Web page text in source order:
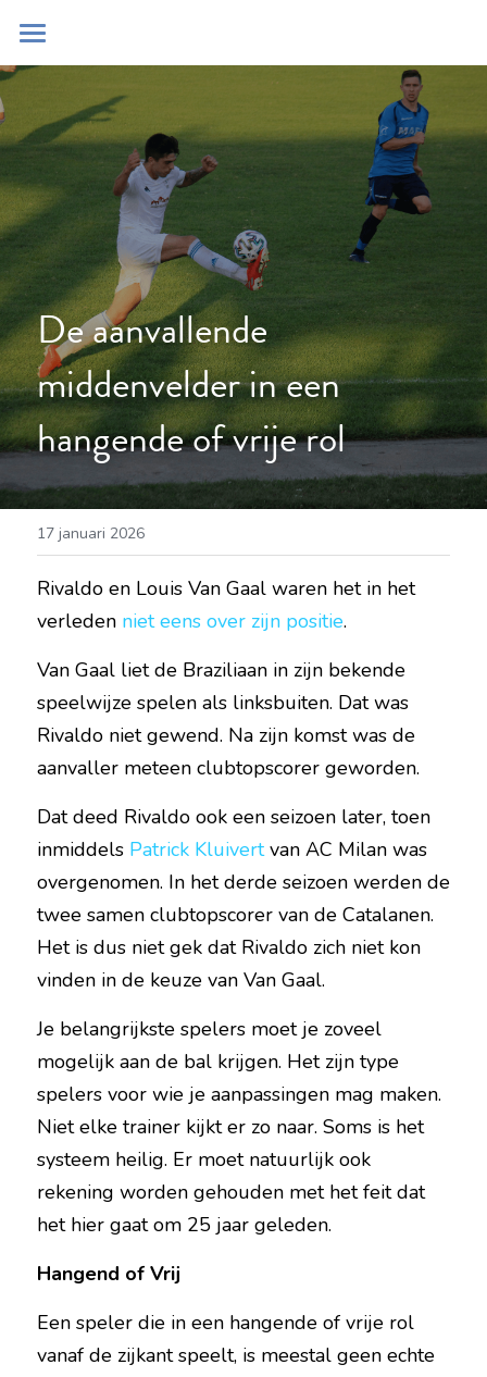
Home
Blog
Contact
Zoeken
POWERED BY
De aanvallende
middenvelder in een
hangende of vrije rol
17 januari 2026
Rivaldo en Louis Van Gaal waren het in het
verleden niet eens over zijn positie.
Van Gaal liet de Braziliaan in zijn bekende
speelwijze spelen als linksbuiten. Dat was
Rivaldo niet gewend. Na zijn komst was de
aanvaller meteen clubtopscorer geworden.
Dat deed Rivaldo ook een seizoen later, toen
inmiddels Patrick Kluivert van AC Milan was
overgenomen. In het derde seizoen werden de
twee samen clubtopscorer van de Catalanen.
Het is dus niet gek dat Rivaldo zich niet kon
vinden in de keuze van Van Gaal.
Je belangrijkste spelers moet je zoveel
mogelijk aan de bal krijgen. Het zijn type
spelers voor wie je aanpassingen mag maken.
Niet elke trainer kijkt er zo naar. Soms is het
systeem heilig. Er moet natuurlijk ook
rekening worden gehouden met het feit dat
het hier gaat om 25 jaar geleden.
Hangend of Vrij
Een speler die in een hangende of vrije rol
vanaf de zijkant speelt, is meestal geen echte